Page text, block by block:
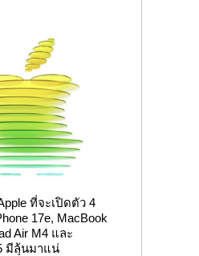
ที่จะเปิดตัว 4
17e, MacBook
Air M4 และ
มีลุ้นมาแน่